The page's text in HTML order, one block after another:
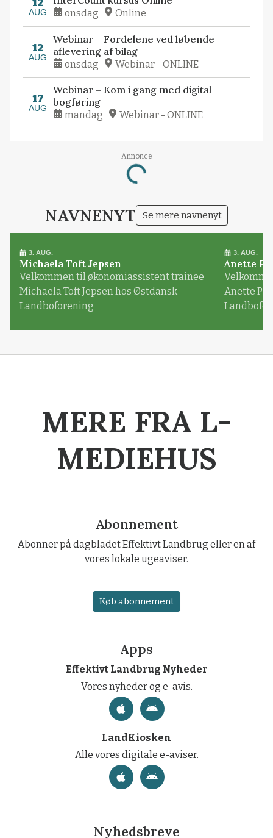
12
AUG onsdag Online
12
AUG
Webinar – Fordelene ved løbende
aflevering af bilag
onsdag Webinar - ONLINE
17
AUG
Webinar – Kom i gang med digital
bogføring
mandag Webinar - ONLINE
Annonce
Loading...
NAVNENYT Se mere navnenyt
3. AUG.
Michaela Toft Jepsen
Velkommen til økonomiassistent trainee
Michaela Toft Jepsen hos Østdansk
Landboforening
3. AUG.
Anette
Anette
MERE FRA L-
MEDIEHUS
Abonnement
Abonner på dagbladet Effektivt Landbrug eller en af
vores lokale ugeaviser.
Køb abonnement
Apps
Effektivt Landbrug Nyheder
Vores nyheder og e-avis.
LandKiosken
Alle vores digitale e-aviser.
Nyhedsbreve